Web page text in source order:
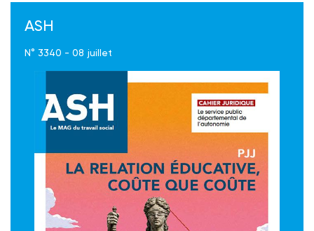
ASH
N° 3340 - 08 juillet